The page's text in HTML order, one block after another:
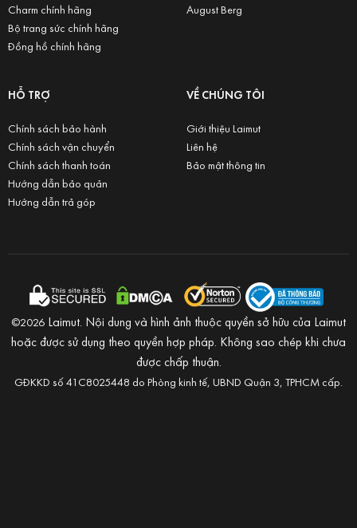
Charm chính hãng
Bộ trang sức chính hãng
Đồng hồ chính hãng
August Berg
HỖ TRỢ
Chính sách bảo hành
Chính sách vận chuyển
Chính sách thanh toán
Hướng dẫn bảo quản
Hướng dẫn trả góp
VỀ CHÚNG TÔI
Giới thiệu Laimut
Liên hệ
Bảo mật thông tin
©2026 Laimut. Nội dung và hình ảnh thuộc quyền sở hữu của Laimut
hoặc được sử dụng theo quyền hợp pháp. Không sao chép khi chưa
được chấp thuận.
GĐKKD số 41C8025448 do Phòng kinh tế, UBND Quận 3, TPHCM cấp.